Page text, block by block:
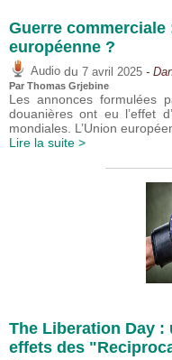
Guerre
européenne ?
Audio du 7 avril 2025 -
Par Thomas Grjebine
Les annonces formulées
douanières ont eu l’effet
mondiales. L’Union
Lire la suite >
The Liberation Day :
effets des